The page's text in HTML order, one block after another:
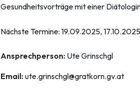
Gesundheitsvorträge mit einer
Nächste Termine: 19.09.2025,
Ansprechperson: Ute Grinschgl
Email:ute.grinschgl@gratkorn.gv.at